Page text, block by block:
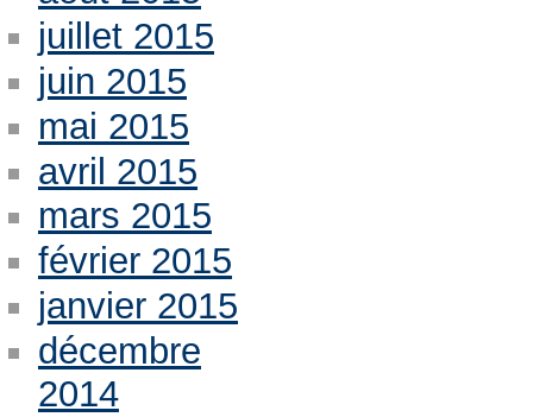
juillet 2015
juin 2015
mai 2015
avril 2015
mars 2015
février 2015
janvier 2015
décembre
2014